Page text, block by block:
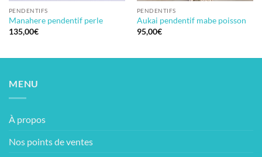
PENDENTIFS
Manahere pendentif perle
135,00€
PENDENTIFS
Aukai pendentif mabe poisson
95,00€
MENU
À propos
Nos points de ventes